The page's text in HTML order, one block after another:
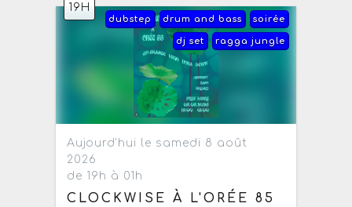
19H
soirée
drum and bass
dubstep
ragga jungle
dj set
Aujourd'hui le samedi 8 août
2026
de 19h à 01h
CLOCKWISE À L'ORÉE 85